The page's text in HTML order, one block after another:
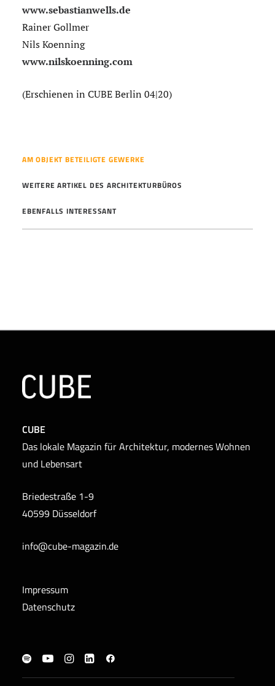
www.sebastianwells.de
Rainer Gollmer
Nils Koenning
www.nilskoenning.com
(Erschienen in CUBE Berlin 04|20)
AM OBJEKT BETEILIGTE GEWERKE
WEITERE ARTIKEL DES ARCHITEKTURBÜROS
EBENFALLS INTERESSANT
CUBE
Das lokale Magazin für Architektur, modernes Wohnen
und Lebensart
Briedestraße 1-9
40599 Düsseldorf
info@cube-magazin.de
Impressum
Datenschutz